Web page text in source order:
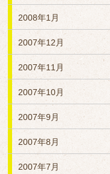
2008年1月
2007年12月
2007年11月
2007年10月
2007年9月
2007年8月
2007年7月